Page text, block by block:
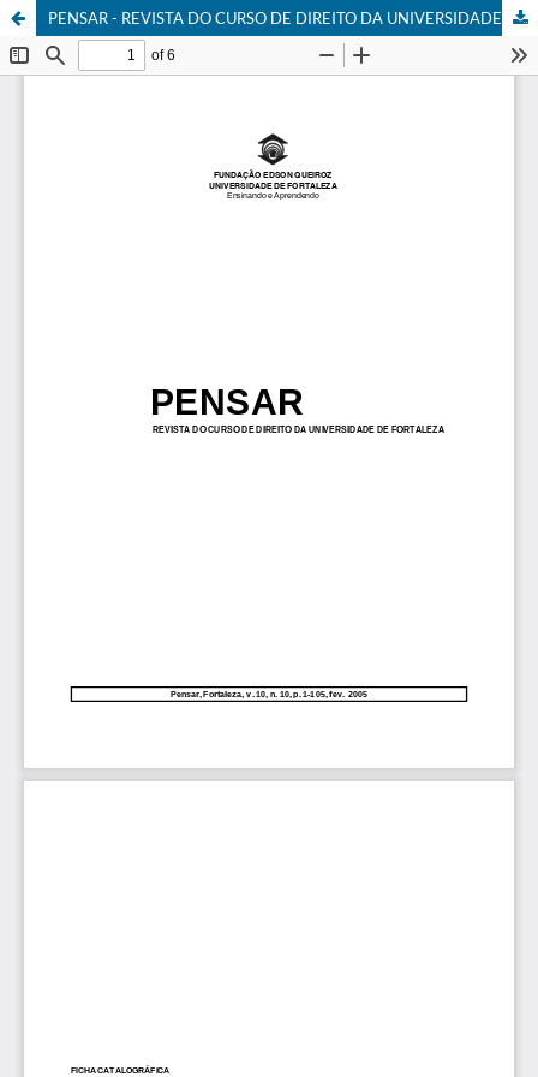
PENSAR - REVISTA DO CURSO DE DIREITO DA UNIVERSIDADE DE FORTALEZA